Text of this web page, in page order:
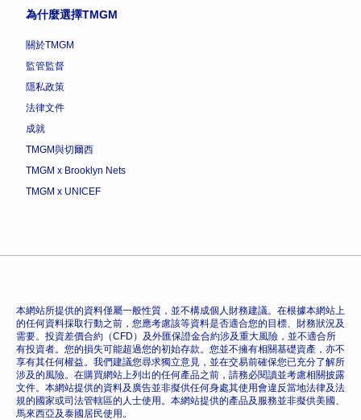
為什麼選擇TMGM
關於TMGM
監管監督
隱私政策
法律文件
成就
TMGM與切爾西
TMGM x Brooklyn Nets
TMGM x UNICEF
本網站所提供的資料僅屬一般性質，並不構成個人財務建議。在根據本網站上
的任何資料採取行動之前，您應考慮該等資料是否適合您的目標、財務狀況及
需要。投資差價合約（CFD）及外匯保證金合約涉及重大風險，並不適合所
有投資者。您的損失可能超過您的初始存款。您並不擁有相關基礎資產，亦不
享有其任何權益。我們建議您尋求獨立意見，並在交易前確保您已充分了解所
涉及的風險。在購買網站上列出的任何產品之前，請務必閱讀並考慮相關披露
文件。本網站提供的資料及廣告並非擬供任何身處其使用會違反當地法律及法
規的國家或司法管轄區的人士使用。本網站提供的產品及服務並非擬供美國、
馬來西亞及泰國居民使用。